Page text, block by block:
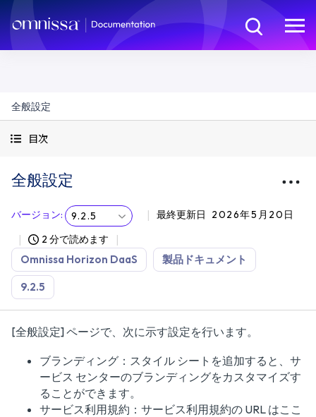
全般設定
目次
全般設定
バージョン: 9.2.5 最終更新日
2026年5月20日
2 分で読めます
Omnissa Horizon DaaS 製品ドキュメント
9.2.5
[全般設定] ページで、次に示す設定を行います。
ブランディング：スタイル シートを追加すると、サ
ービス センターのブランディングをカスタマイズす
ることができます。
サービス利用規約：サービス利用規約の URL はここ